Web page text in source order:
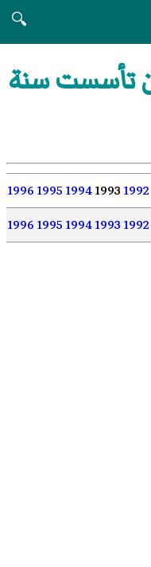
🔍
تأسست سنة
19961995199419931992
19961995199419931992